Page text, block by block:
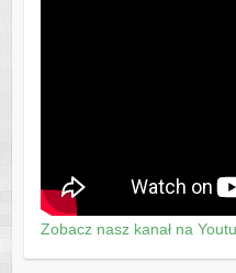
Zobacz nasz kanał na